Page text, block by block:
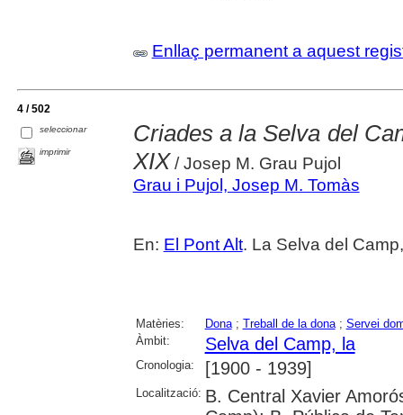
Enllaç permanent a aquest
4 / 502
seleccionar
imprimir
Criades a la Selva del
XIX / Josep M. Grau Pujol
Grau i Pujol, Josep M. Tomàs
En: El Pont Alt. La Selva del
Matèries: Dona; Treball de la dona; Servei
Àmbit:
Selva del Camp, la
Cronologia: [1900 - 1939]
Localització: B. Central Xavier